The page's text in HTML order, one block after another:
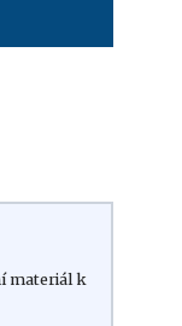
materiál k